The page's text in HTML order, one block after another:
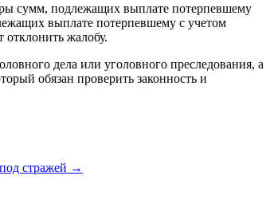
сумм, подлежащих выплате потерпевшему
выплате потерпевшему с учетом
отклонить жалобу.
дела или уголовного преследования, а
обязан проверить законность и
стражей →